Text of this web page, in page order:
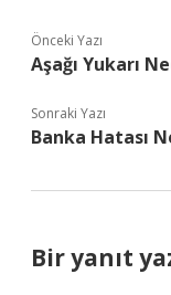
Önceki Yazı
Aşağı Yukarı
Sonraki Yazı
Banka Hatası
Bir yanıt